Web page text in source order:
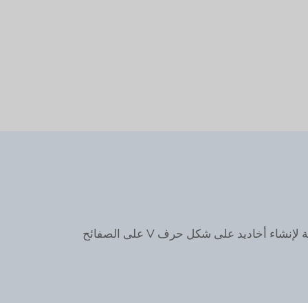
آلة الحفر الأفقي على شكل حرف V وآلة الحفر الرأسي على شكل حرف V هما نوعان مختلفان من الآلات المستخدمة لإنشاء أخاديد على شكل حرف V على الصفائح